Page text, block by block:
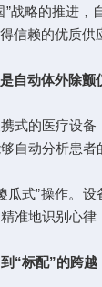
”战略的推进
信赖的优质供
自动体外除颤
的医疗设备
自动分析患
式”操作。设
准地识别心
“标配”的跨越